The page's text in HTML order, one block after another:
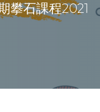
攀石課程2021